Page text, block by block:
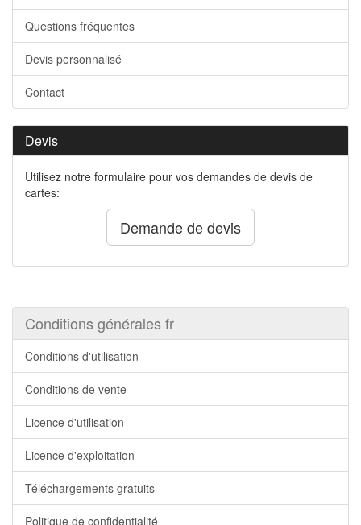
Questions fréquentes
Devis personnalisé
Contact
Devis
Utilisez notre formulaire pour vos demandes de devis de
cartes:
Demande de devis
Conditions générales fr
Conditions d'utilisation
Conditions de vente
Licence d'utilisation
Licence d'exploitation
Téléchargements gratuits
Politique de confidentialité